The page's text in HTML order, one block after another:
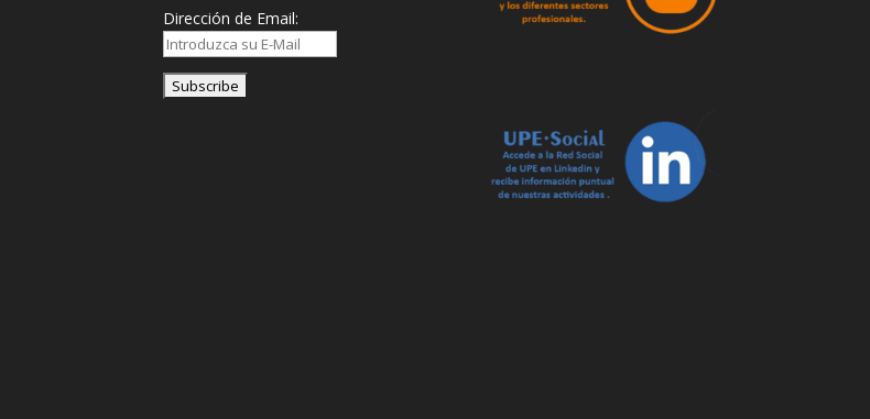
Dirección de Email: